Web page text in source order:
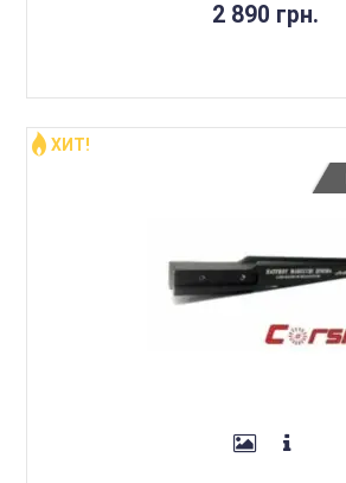
2 890 грн.
ХИТ!